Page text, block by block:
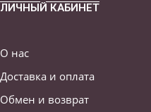
ЛИЧНЫЙ КАБИНЕТ
О нас
Доставка и оплата
Обмен и возврат